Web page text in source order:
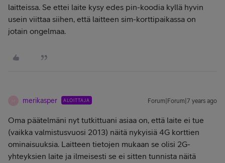
laitteissa. Se ettei laite kysy edes pin-koodia kyllä hyvin
usein viittaa siihen, että laitteen sim-korttipaikassa on
jotain ongelmaa.
merikasper ALOITTAJA Forum|Forum|7 years ago
Oma päätelmäni nyt tutkittuani asiaa on, että laite ei tue
(vaikka valmistusvuosi 2013) näitä nykyisiä 4G korttien
ominaisuuksia. Laitteen tietojen mukaan se olisi 2G-
yhteyksien laite ja ilmeisesti se ei sitten tunnista näitä